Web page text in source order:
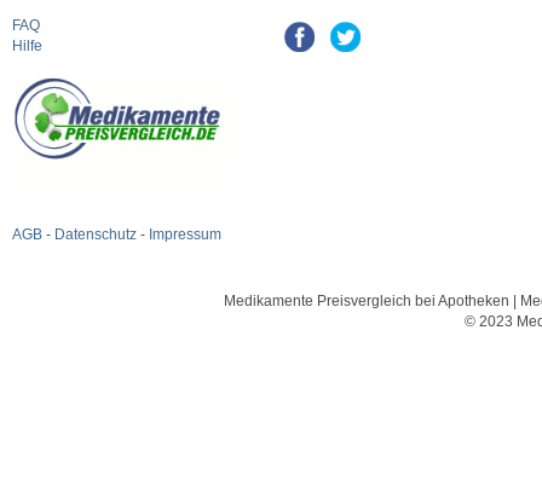
FAQ
Hilfe
AGB - Datenschutz - Impressum
Medikamente Preisvergleich bei Apotheken |
© 2023